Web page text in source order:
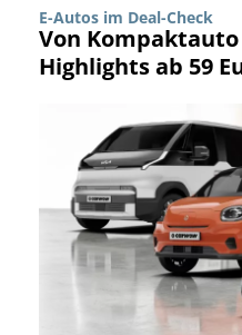
E-Autos im Deal-Check
Von Kompaktauto
Highlights ab 59